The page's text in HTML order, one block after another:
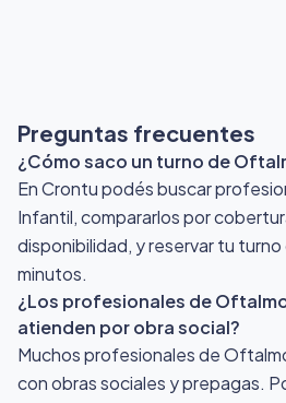
Preguntas frecuentes
¿Cómo saco un turno de
En Crontu podés buscar
Infantil, compararlos por
disponibilidad, y reservar tu
minutos.
¿Los profesionales de
atienden por obra social?
Muchos profesionales de
con obras sociales y prepagas.